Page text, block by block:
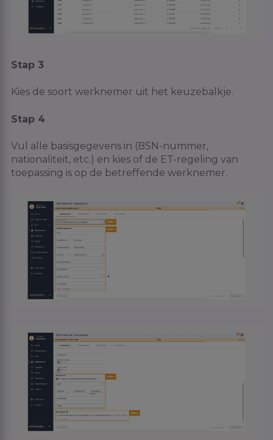
Stap 3
Kies de soort werknemer uit het keuzebalkje.
Stap 4
Vul alle basisgegevens in (BSN-nummer,
nationaliteit, etc.) en kies of de ET-regeling van
toepassing is op de betreffende werknemer.